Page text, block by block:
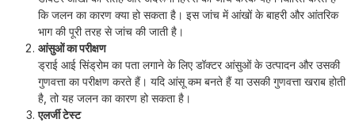
कि जलन का कारण क्या हो सकता है। इस जांच में आंखों के बाहरी और आंतरिक
भाग की पूरी तरह से जांच की जाती है।
आंसुओं का परीक्षण
ड्राई आई सिंड्रोम का पता लगाने के लिए डॉक्टर आंसुओं के उत्पादन और उसकी
गुणवत्ता का परीक्षण करते हैं। यदि आंसू कम बनते हैं या उसकी गुणवत्ता खराब होती
है, तो यह जलन का कारण हो सकता है।
एलर्जी टेस्ट